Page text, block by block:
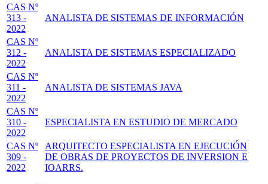
CAS Nº
313 -
2022
ANALISTA DE SISTEMAS DE INFORMACIÓN
CAS Nº
312 -
2022
ANALISTA DE SISTEMAS ESPECIALIZADO
CAS Nº
311 -
2022
ANALISTA DE SISTEMAS JAVA
CAS Nº
310 -
2022
ESPECIALISTA EN ESTUDIO DE MERCADO
CAS Nº
309 -
2022
ARQUITECTO ESPECIALISTA EN EJECUCIÓN
DE OBRAS DE PROYECTOS DE INVERSION E
IOARRS.